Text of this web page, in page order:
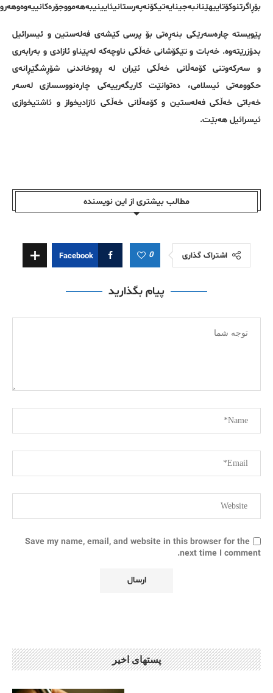
پێویستە چارەسەرێکی بنەڕەتی بۆ پرسی کێشەی فەلەستین و ئیسرائیل
بدۆزرێتەوە. خەبات و تێکۆشانی خەڵکی ناوچەکە لەپێناو ئازادی و بەرابەری
و سەرکەوتنی کۆمەڵانی خەڵکی ئێران لە ڕووخاندنی شۆڕشگێڕانەی
حکوومەتی ئیسلامی، دەتوانێت کاریگەرییەکی چارەنووسسازی لەسەر
خەباتی خەڵکی فەلەستین و کۆمەڵانی خەڵکی ئازادیخواز و ئاشتیخوازی
ئیسرائیل هەبێت.
مطالب بیشتری از این نویسندە
اشتراک گذاری 0
Facebook
پیام بگذارید
Save my name, email, and website in this browser for the
next time I comment.
پستهای اخیر